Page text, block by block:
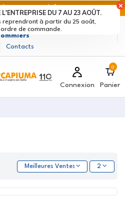
de matelas, oreillers et
Contacts
Connexion
0
Panier
Meilleures Ventes 2
reprendront à partir du 25 août,
de commande.
L'ENTREPRISE DU 7 AU 23 AOÛT.